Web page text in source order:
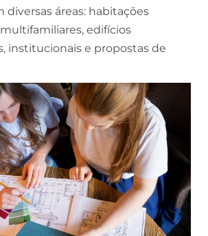
diversas áreas: habitações
edifícios
institucionais e propostas de